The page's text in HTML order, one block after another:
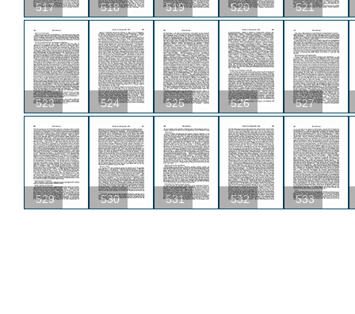
517 518 519 520 521
523 524 525 526 527
529 530 531 532 533